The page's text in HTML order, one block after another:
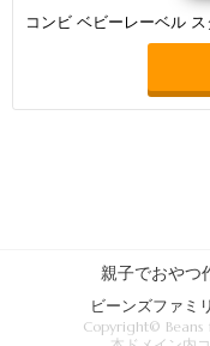
コンビ ベビーレーベル
親子でおやつ
ビーンズファミ
Copyright© Beans